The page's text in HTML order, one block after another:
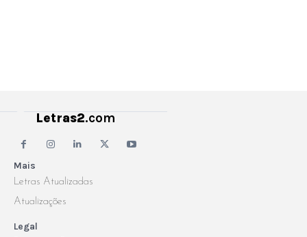
Mais
Letras Atualizadas
Atualizações
Legal
Letras2.com